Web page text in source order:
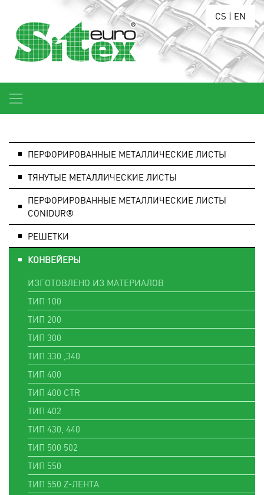
CS | EN
ПЕРФОРИРОВАННЫЕ МЕТАЛЛИЧЕСКИЕ ЛИСТЫ
ТЯНУТЫЕ МЕТАЛЛИЧЕСКИЕ ЛИСТЫ
ПЕРФОРИРОВАННЫЕ МЕТАЛЛИЧЕСКИЕ ЛИСТЫ
CONIDUR®
РЕШЕТКИ
КОНВЕЙЕРЫ
ИЗГОТОВЛЕНО ИЗ МАТЕРИАЛОВ
ТИП 100
ТИП 200
ТИП 300
ТИП 330 ,340
ТИП 400
ТИП 400 CTR
ТИП 402
ТИП 430, 440
ТИП 500 502
ТИП 550
ТИП 550 Z-ЛЕНТА